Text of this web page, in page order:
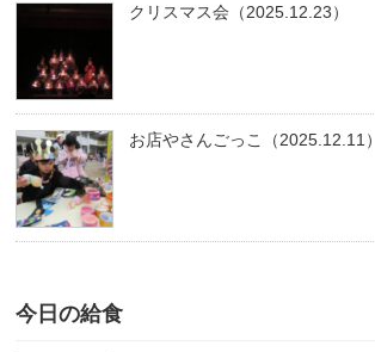
クリスマス会（2025.12.23）
お店やさんごっこ（2025.12.11）
今日の給食